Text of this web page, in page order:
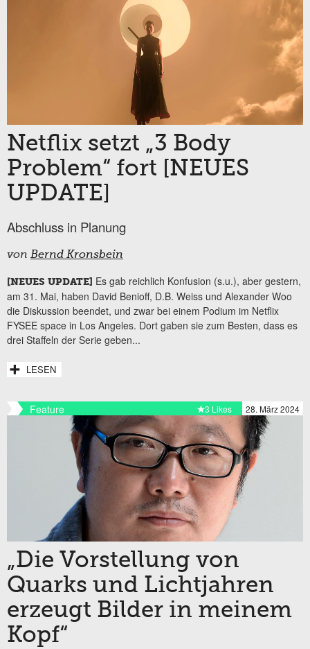
Netflix setzt „3 Body
Problem“ fort [NEUES
UPDATE]
Abschluss in Planung
von Bernd Kronsbein
[NEUES UPDATE] Es gab reichlich Konfusion (s.u.), aber gestern,
am 31. Mai, haben David Benioff, D.B. Weiss und Alexander Woo
die Diskussion beendet, und zwar bei einem Podium im Netflix
FYSEE space in Los Angeles. Dort gaben sie zum Besten, dass es
drei Staffeln der Serie geben...
LESEN
Feature 28. März 2024
3 Likes
„Die Vorstellung von
Quarks und Lichtjahren
erzeugt Bilder in meinem
Kopf“